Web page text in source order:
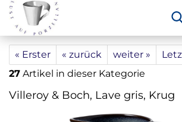
« Erster « zurück weiter »
27 Artikel in dieser Kategorie
Villeroy & Boch, Lave gris, Krug